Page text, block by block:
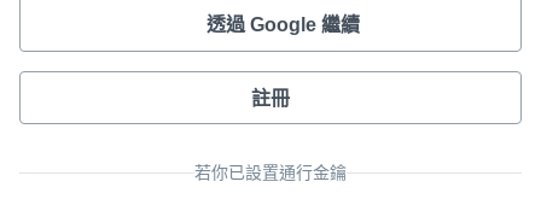
透過 Google 繼續
註冊
若你已設置通行金鑰